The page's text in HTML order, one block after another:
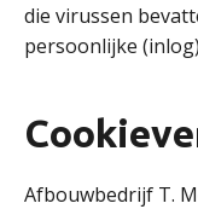
die virussen
persoonlijke
Afbouwbedrijf T.